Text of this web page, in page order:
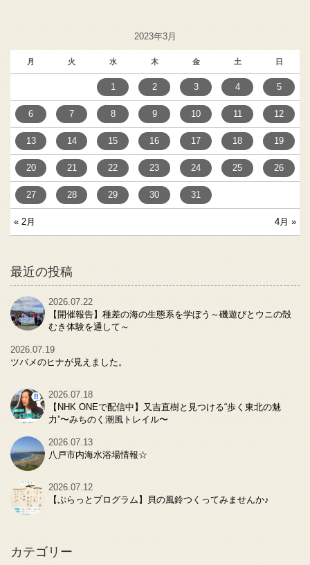
2023年3月
月 火 水 木 金 土 日
« 2月 4月 »
1 2 3 4 5
6 7 8 9 10 11 12
13 14 15 16 17 18 19
20 21 22 23 24 25 26
27 28 29 30 31
最近の投稿
2026.07.22
【開催報告】種差の海の生態系を学ぼう～磯遊びとウニの殻
むき体験を通して～
2026.07.19
ツバメのヒナが見えました。
2026.07.18
【NHK ONEで配信中】又吉直樹と見つける“歩く東北の魅
力”〜みちのく潮風トレイル〜
2026.07.13
八戸市内海水浴場情報☆
2026.07.12
【ぷらっとプログラム】貝の風鈴つくってみませんか♪
カテゴリー